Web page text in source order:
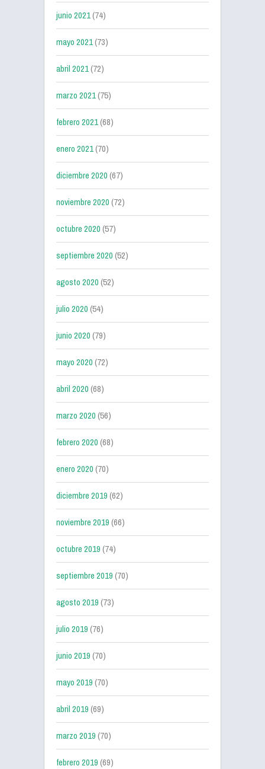
junio 2021(74)
mayo 2021(73)
abril 2021(72)
marzo 2021(75)
febrero 2021(68)
enero 2021(70)
diciembre 2020(67)
noviembre 2020(72)
octubre 2020(57)
septiembre 2020(52)
agosto 2020(52)
julio 2020(54)
junio 2020(79)
mayo 2020(72)
abril 2020(68)
marzo 2020(56)
febrero 2020(68)
enero 2020(70)
diciembre 2019(62)
noviembre 2019(66)
octubre 2019(74)
septiembre 2019(70)
agosto 2019(73)
julio 2019(76)
junio 2019(70)
mayo 2019(70)
abril 2019(69)
marzo 2019(70)
febrero 2019(69)